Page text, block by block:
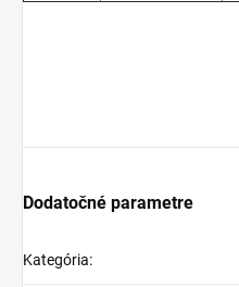
Dodatočné parametre
Kategória: